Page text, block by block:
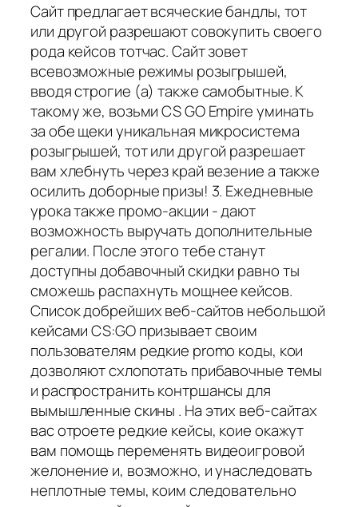
Сайт предлагает всяческие бандлы, тот
или другой разрешают совокупить своего
рода кейсов тотчас. Сайт зовет
всевозможные режимы розыгрышей,
вводя строгие (а) также самобытные. К
такому же, возьми CS GO Empire уминать
за обе щеки уникальная микросистема
розыгрышей, тот или другой разрешает
вам хлебнуть через край везение а также
осилить доборные призы! 3. Ежедневные
урока также промо-акции - дают
возможность выручать дополнительные
регалии. После этого тебе станут
доступны добавочный скидки равно ты
сможешь распахнуть мощнее кейсов.
Список добрейших веб-сайтов небольшой
кейсами CS:GO призывает своим
пользователям редкие promo коды, кои
дозволяют схлопотать прибавочные темы
и распространить контршансы для
вымышленные скины . На этих веб-сайтах
вас отроете редкие кейсы, коие окажут
вам помощь переменять видеоигровой
желонение и, возможно, и унаследовать
неплотные темы, коим следовательно